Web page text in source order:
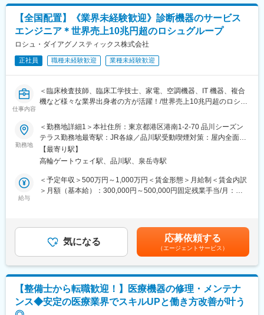
の治療が益々重要視されている中で高い注目を集めています。
■事業：
主な事業分野であるSPECT・PETと呼ばれる核医学検査は、生体
内の微妙な変化をとらえて画像化する「分子イメージング」とい
う技術であり、医療課題の克服に幅広く力を発揮できる可能性が
あります。特にPET検査はがん診療になくてはならないツールと
なりましたが、当社は2005年に国内初のPET検査用放射性医薬品
の承認を取得し、現在は全国11か所の製造拠点のもと安定供給体
制を整えております。
【業務内容】
■最新の学術情報の伝達：
核医学における最新の学術情報を伝達することが、同社のMRに与
えられた最大のミッションです。病院スタッフを対象にした説明
■講演会の開催：
■その他：
診断補助として使用する画像解析ツール（ソフト）の紹介・説
明・導入・解説等も診療科医師や放射線科に行います。
【訪問先】
核医学診断設備を有する国公立や私立の大規模病院が中心になり
ます。放射線科、脳外科、循環器内科などが主な訪問先です。
た表記です。
【全国配置】《業界未経験歓迎》診断機器のサービス
エンジニア＊世界売上10兆円超のロシュグループ
ロシュ・ダイアグノスティックス株式会社
正社員 職種未経験歓迎 業種未経験歓迎
仕事内容
＜臨床検査技師、臨床工学技士、家電、空調機器、IT 機器、複合
機など様々な業界出身者の方が活躍！/世界売上10兆円超のロシュ
業20時間/夜間呼び出しほとんどなし/直行直属/研修体制充実＞
■求人概要：
フィールドサービスエンジニア職として、当社製品の新規据付、
保守点検をお任せいたします。コロナ禍以降、医療や検査の意義
が更に高まりニーズが増加する中での増員採用となります。社会
貢献、顧客への価値向上意識が高く、自身の専門性を高めたい方
・当社検査機器の新規据付
・ユーザー（臨床検査技師）に対する機器の操作説明
※保守点検は契約締結や請求業務はありますが、契約目標などの予
算はありません。
※緊急時の一次対応はコールセンターが対応です。二次対応として
勤務地
＜勤務地詳細1＞本社住所：東京都港区港南1-2-70 品川シーズン
テラス勤務地最寄駅：JR各線／品川駅受動喫煙対策：屋内全面禁
煙＜勤務地詳細2＞全国（エリア確約不可）住所：全国いずれかの
配属となります。 受動喫煙対策：敷地内喫煙可能場所あり変更の
【最寄り駅】
高輪ゲートウェイ駅、品川駅、泉岳寺駅
給与
＜予定年収＞500万円～1,000万円＜賃金形態＞月給制＜賃金内訳
＞月額（基本給）：300,000円～500,000円固定残業手当/月：
でのご経験に応じ、決定します。賃金はあくまでも目安の金額で
あり、選考を通じて上下する可能性があります。月給(月額)は固定
手当を含めた表記です。
気になる 応募依頼する
（エージェントサービス）
【整備士から転職歓迎！】医療機器の修理・メンテナ
ンス◆安定の医療業界でスキルUPと働き方改善が叶う